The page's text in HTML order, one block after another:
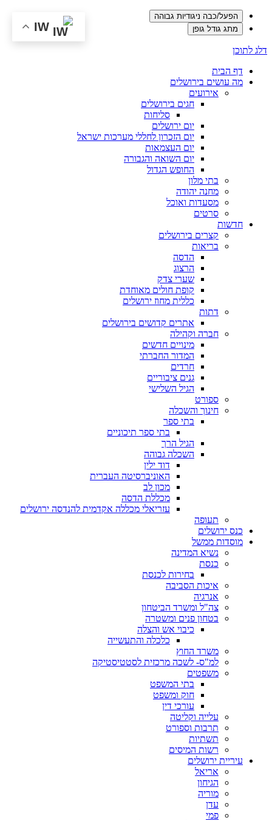
הפעל/כבה ניגודיות גבוהה
מתג גודל גופן
דלג לתוכן
דף הבית
מה עושים בירושלים
אירועים
חגים בירושלים
סליחות
יום ירושלים
יום הזכרון לחללי מערכות ישראל
יום העצמאות
יום השואה והגבורה
החופש הגדול
בתי מלון
מחנה יהודה
מסעדות ואוכל
סרטים
חדשות
קצרים בירושלים
בריאות
הדסה
הרצוג
שערי צדק
קופת חולים מאוחדת
כללית מחוז ירושלים
דתות
אתרים קדושים בירושלים
חברה וקהילה
מינויים חדשים
המדור החברתי
חרדים
גנים ציבוריים
הגיל השלישי
ספורט
חינוך והשכלה
בתי ספר
בתי ספר תיכוניים
הגיל הרך
השכלה גבוהה
דוד ילין
האוניברסיטה העברית
מכון לב
מכללת הדסה
עזריאלי מכללה אקדמית להנדסה ירושלים
תעופה
כנס ירושלים
מוסדות ממשל
נשיא המדינה
כנסת
בחירות לכנסת
איכות הסביבה
אנרגיה
צה"ל ומשרד הביטחון
בטחון פנים ומשטרה
כיבוי אש והצלה
כלכלה והתעשייה
משרד החוץ
למ"ס- לשכה מרכזית לסטטיסטיקה
משפטים
בתי המשפט
חוק ומשפט
עורכי דין
עלייה וקליטה
תרבות וספורט
תשתיות
רשות המיסים
עיריית ירושלים
אריאל
הגיחון
מוריה
עדן
פמי
IW